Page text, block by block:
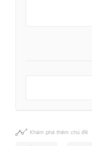
Khám phá thêm chủ đề